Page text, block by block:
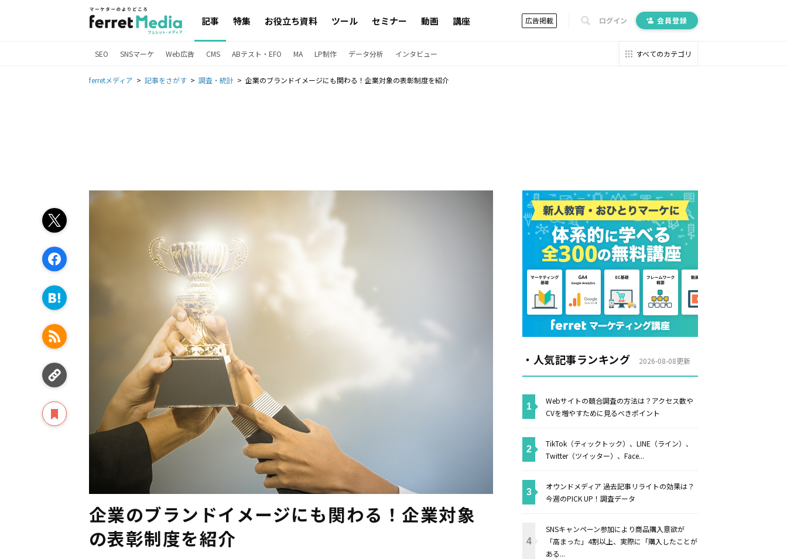
記事 特集 お役立ち資料 ツール セミナー 動画 講座 広告掲載 ログイン 会員登録
SEO SNSマーケ Web広告 CMS ABテスト・EFO MA LP制作 データ分析 インタビュー すべてのカテゴリ
ferretメディア 記事をさがす 調査・統計 企業のブランドイメージにも関わる！企業対象の表彰制度を紹介
企業のブランドイメージにも関わる！企業対象
の表彰制度を紹介
・人気記事ランキング 2026-08-08更新
Webサイトの競合調査の方法は？アクセス数や
CVを増やすために見るべきポイント
TikTok（ティックトック）、LINE（ライン）、
Twitter（ツイッター）、Face...
オウンドメディア 過去記事リライトの効果は？
今週のPICK UP！調査データ
SNSキャンペーン参加により商品購入意欲が
「高まった」4割以上、実際に「購入したことが
ある...